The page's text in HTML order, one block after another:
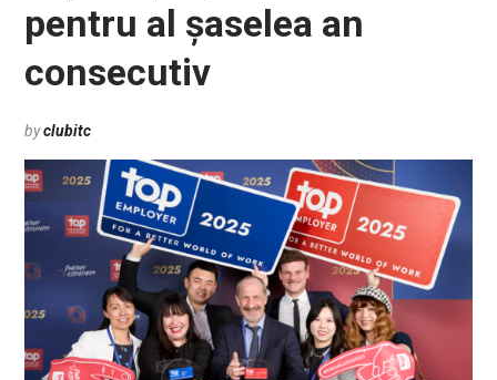
pentru al șaselea an
consecutiv
byclubitc